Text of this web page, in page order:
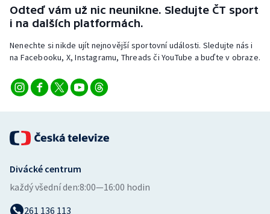
Triatlon
Veslování
Vodní slalom
Ostatní
Odteď vám už nic neunikne. Sledujte ČT sport
i na dalších platformách.
Nenechte si nikde ujít nejnovější sportovní události. Sledujte nás i
na Facebooku, X, Instagramu, Threads či YouTube a buďte v obraze.
Divácké centrum
každý všední den:8:00—16:00 hodin
261 136 113